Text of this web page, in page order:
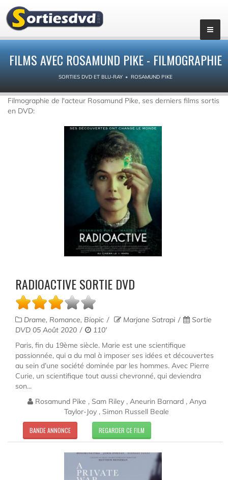
FILMS AVEC ROSAMUND PIKE - FILMOGRAPHIE
SORTIES DVD ET BLU-RAY ROSAMUND PIKE
Filmographie de l'acteur Rosamund Pike, ses derniers films sortis
en DVD:
RADIOACTIVE SORTIE DVD
Drame, Romance, Biopic Marjane Satrapi
Sortie
DVD 05 Août 2020
110'
Paris, fin du 19ème siècle. Marie est une scientifique
passionnée, qui a du mal à imposer ses idées et découvertes
au sein d’une société dominée par les hommes. Avec Pierre
Curie, un scientifique tout aussi chevronné, qui deviendra
son...
Rosamund Pike , Sam Riley , Aneurin Barnard , Anya
Taylor-Joy , Simon Russell Beale
BANDE ANNONCE REGARDER CE FILM